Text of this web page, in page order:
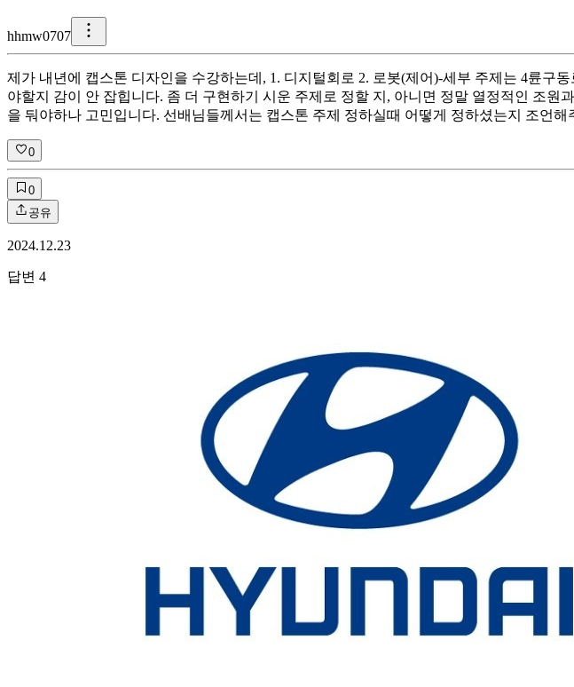
hhmw0707
제가 내년에 캡스톤 디자인을 수강하는데, 1. 디지털회로 2. 로봇(제어)-세부 주제는 4륜구
야할지 감이 안 잡힙니다. 좀 더 구현하기 시운 주제로 정할 지, 아니면 정말 열정적인 조
을 둬야하나 고민입니다. 선배님들께서는 캡스톤 주제 정하실때 어떻게 정하셨는지 조언해
0
0
공유
2024.12.23
답변 4